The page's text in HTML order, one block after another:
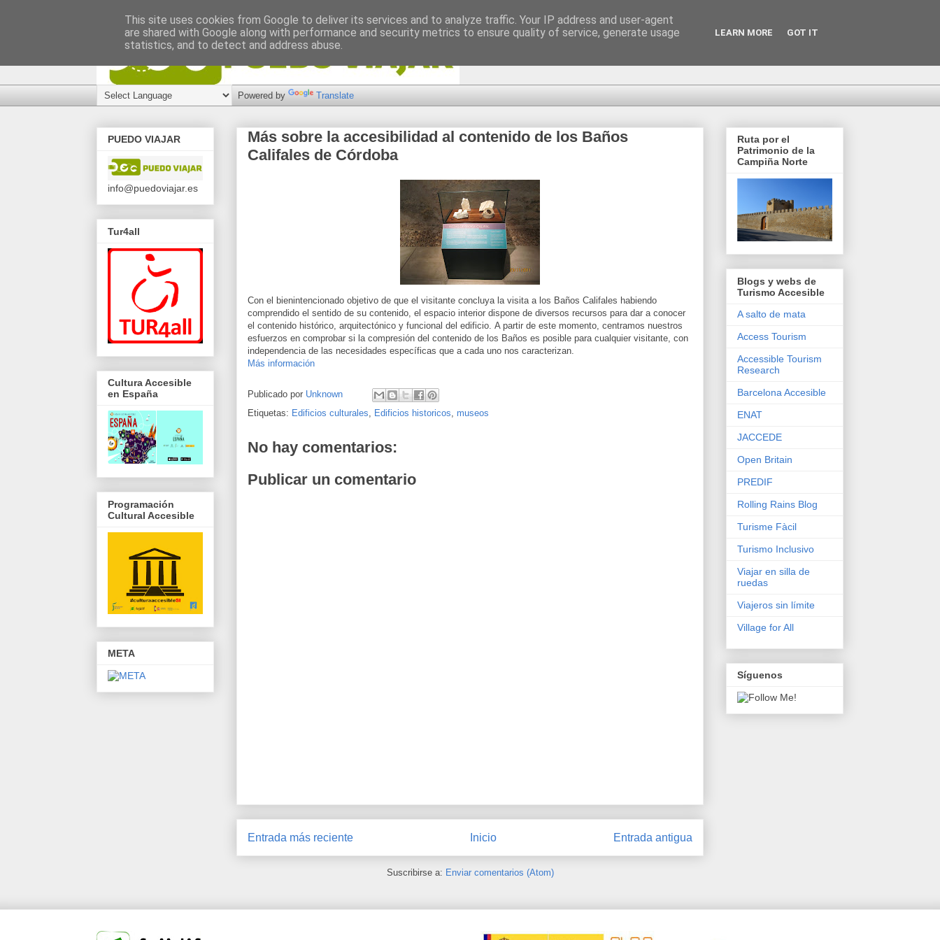
Powered by Translate
Más sobre la accesibilidad al contenido de los Baños
Califales de Córdoba
Con el bienintencionado objetivo de que el visitante concluya la visita a los Baños Califales habiendo
comprendido el sentido de su contenido, el espacio interior dispone de diversos recursos para dar a conocer
el contenido histórico, arquitectónico y funcional del edificio. A partir de este momento, centramos nuestros
esfuerzos en comprobar si la compresión del contenido de los Baños es posible para cualquier visitante, con
independencia de las necesidades específicas que a cada uno nos caracterizan.
Más información
Publicado por Unknown
Etiquetas: Edificios culturales, Edificios historicos, museos
No hay comentarios:
Publicar un comentario
Entrada más reciente Entrada antigua
Inicio
Suscribirse a: Enviar comentarios (Atom)
PUEDO VIAJAR
info@puedoviajar.es
Tur4all
Cultura Accesible
en España
Programación
Cultural Accesible
META
Ruta por el
Patrimonio de la
Campiña Norte
Blogs y webs de
Turismo Accesible
A salto de mata
Access Tourism
Accessible Tourism
Research
Barcelona Accesible
ENAT
JACCEDE
Open Britain
PREDIF
Rolling Rains Blog
Turisme Fàcil
Turismo Inclusivo
Viajar en silla de
ruedas
Viajeros sin límite
Village for All
Síguenos
This site uses cookies from Google to deliver its services and to analyze traffic. Your IP address and user-agent
are shared with Google along with performance and security metrics to ensure quality of service, generate usage
statistics, and to detect and address abuse.
LEARN MORE GOT IT